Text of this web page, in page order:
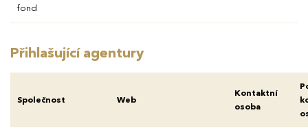
fond
Přihlašující agentury
Společnost Web
Kontaktní
osoba